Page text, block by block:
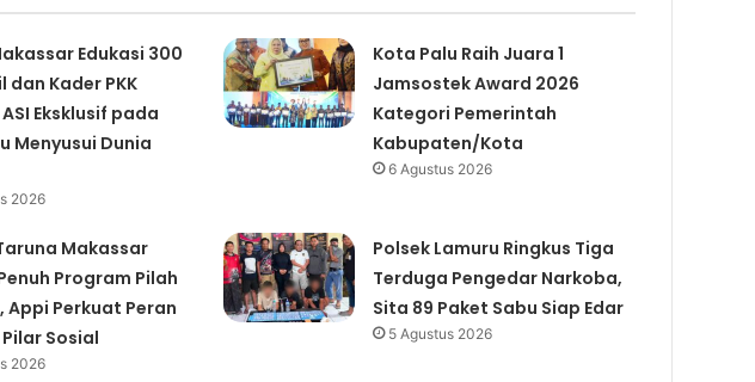
Edukasi 300
dan Kader PKK
Eksklusif pada
Menyusui Dunia
2026
Kota Palu Raih Juara 1
Jamsostek Award 2026
Kategori Pemerintah
Kabupaten/Kota
6 Agustus 2026
Makassar
Program Pilah
Appi Perkuat Peran
Sosial
2026
Polsek Lamuru Ringkus Tiga
Terduga Pengedar Narkoba,
Sita 89 Paket Sabu Siap Edar
5 Agustus 2026